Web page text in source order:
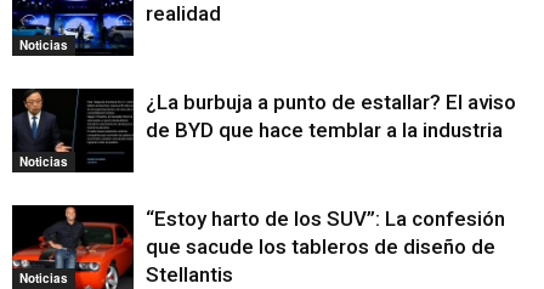
Noticias
realidad
Noticias
¿La burbuja a punto de estallar? El aviso
de BYD que hace temblar a la industria
Noticias
“Estoy harto de los SUV”: La confesión
que sacude los tableros de diseño de
Stellantis